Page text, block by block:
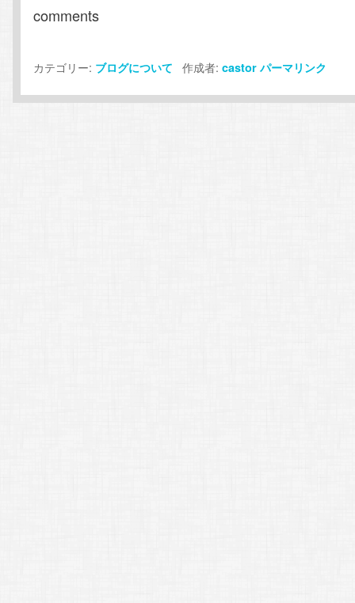
comments
カテゴリー: ブログについて 作成者:castor パーマリンク